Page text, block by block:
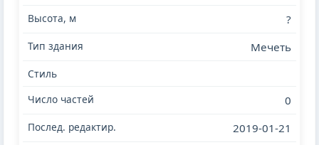
?
Мечеть
0
2019-01-21